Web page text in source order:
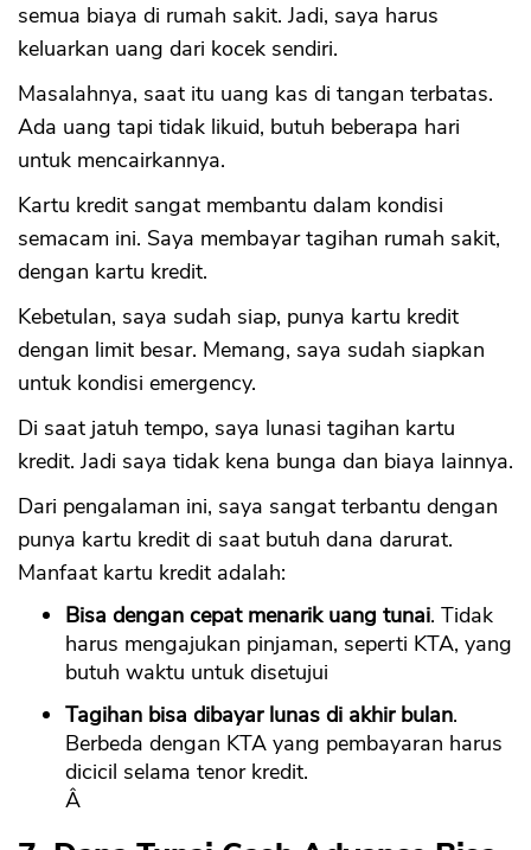
semua biaya di rumah sakit. Jadi, saya harus
keluarkan uang dari kocek sendiri.
Masalahnya, saat itu uang kas di tangan terbatas.
Ada uang tapi tidak likuid, butuh beberapa hari
untuk mencairkannya.
Kartu kredit sangat membantu dalam kondisi
semacam ini. Saya membayar tagihan rumah sakit,
dengan kartu kredit.
Kebetulan, saya sudah siap, punya kartu kredit
dengan limit besar. Memang, saya sudah siapkan
untuk kondisi emergency.
Di saat jatuh tempo, saya lunasi tagihan kartu
kredit. Jadi saya tidak kena bunga dan biaya lainnya.
Dari pengalaman ini, saya sangat terbantu dengan
punya kartu kredit di saat butuh dana darurat.
Manfaat kartu kredit adalah:
Bisa dengan cepat menarik uang tunai. Tidak
harus mengajukan pinjaman, seperti KTA, yang
butuh waktu untuk disetujui
Tagihan bisa dibayar lunas di akhir bulan.
Berbeda dengan KTA yang pembayaran harus
dicicil selama tenor kredit.
Â